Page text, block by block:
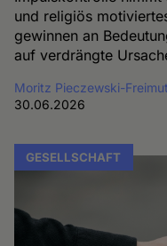
und religiös
gewinnen an
auf verdrängte
Moritz Pieczewski-
30.06.2026
GESELLSCHAFT